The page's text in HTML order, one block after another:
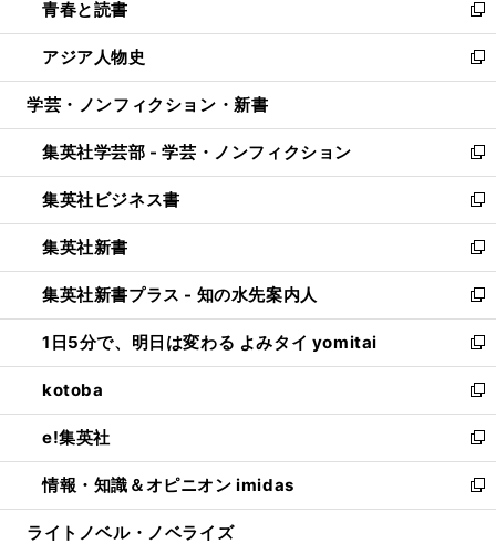
で
開
く
ド
ウ
で
開
ィ
ン
ド
ウ
開
く
い
ウ
ィ
ン
ウ
で
開
く
青春と読書
新
し
い
ウ
ン
ド
ウ
で
開
く
アジア人物史
新
し
ウ
ィ
ン
ド
ウ
で
開
く
学芸・ノンフィクション・新書
集英社学芸部 - 学芸・ノンフィクション
新
し
い
ウ
ィ
ン
ド
ウ
で
開
く
集英社ビジネス書
新
し
い
ウ
ィ
ン
ド
ウ
で
開
く
集英社新書
新
し
い
ウ
ィ
ン
ド
ウ
で
開
く
集英社新書プラス - 知の水先案内人
新
し
い
ウ
ィ
ン
ド
ウ
で
開
1日5分で、明日は変わる よみタイ yomitai
新
し
い
ウ
ィ
ン
ド
ウ
kotoba
新
し
い
ウ
ィ
ン
e!集英社
新
し
い
ウ
情報・知識＆オピニオン imidas
新
し
ライトノベル・ノベライズ